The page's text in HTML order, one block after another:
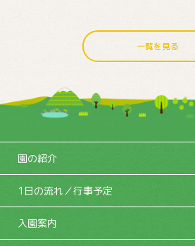
一覧を見る
園の紹介
1日の流れ／行事予定
入園案内